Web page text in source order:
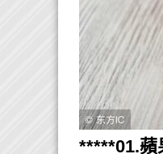
*****01.蘋